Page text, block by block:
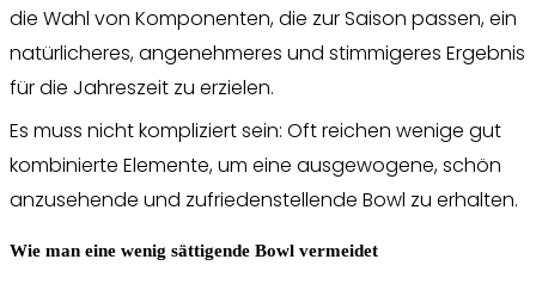
die Wahl von Komponenten, die zur Saison passen, ein
natürlicheres, angenehmeres und stimmigeres Ergebnis
für die Jahreszeit zu erzielen.
Es muss nicht kompliziert sein: Oft reichen wenige gut
kombinierte Elemente, um eine ausgewogene, schön
anzusehende und zufriedenstellende Bowl zu erhalten.
Wie man eine wenig sättigende Bowl vermeidet